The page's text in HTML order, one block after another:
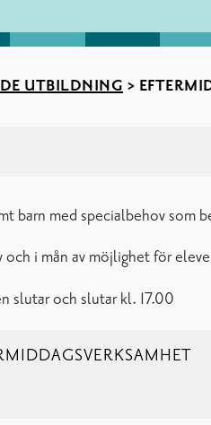
UTBILDNING >
barn med specialbehov som
i mån av möjlighet för
slutar och slutar kl. 17.00